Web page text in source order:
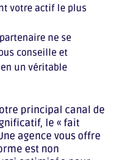
votre actif le plus
ne se
conseille et
un véritable
principal canal de
le « fait
agence vous offre
est non